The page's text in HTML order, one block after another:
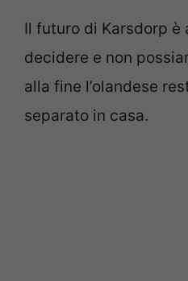
Il futuro di Karsdorp è
decidere e non
alla fine l’olandese
separato in casa.